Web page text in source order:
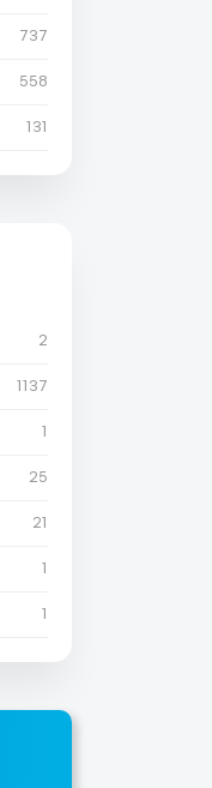
737
558
131
2
1137
1
25
21
1
1